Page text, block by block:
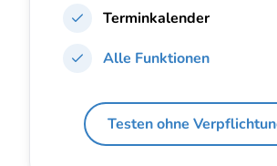
Terminkalender
Alle Funktionen
Testen ohne